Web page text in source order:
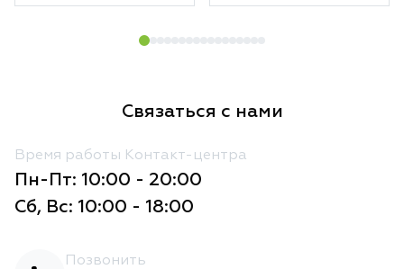
Связаться с нами
Время работы Контакт-центра
Пн-Пт: 10:00 - 20:00
Сб, Вс: 10:00 - 18:00
Позвонить